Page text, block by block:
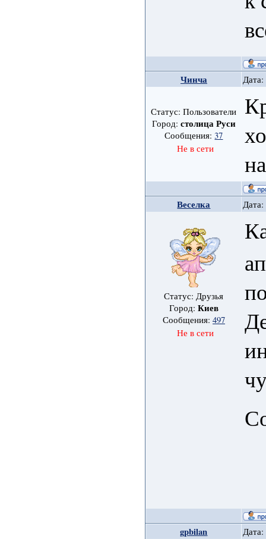
Чинча
Статус: Пользователи
Город: столица Руси
Сообщения:37
Не в сети
Веселка
Статус: Друзья
Город: Киев
Сообщения: 497
Не в сети
gpbilan